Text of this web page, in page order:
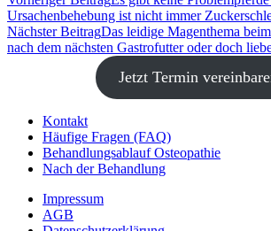
Ursachenbehebung ist nicht immer
Nächster BeitragDas leidige Magenthema
nach dem nächsten Gastrofutter oder doch
Jetzt Termin
Kontakt
Häufige Fragen (FAQ)
Behandlungsablauf Osteopathie
Nach der Behandlung
Impressum
AGB